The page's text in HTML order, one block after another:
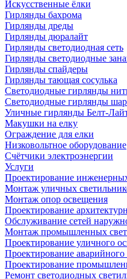
Искусственные ёлки
Гирлянды бахрома
Гирлянды дреды
Гирлянды дюралайт
Гирлянды светодиодная сеть
Гирлянды светодиодные
Гирлянды спайдеры
Гирлянды тающая сосулька
Светодиодные гирлянды
Светодиодные гирлянды
Уличные гирлянды Белт-
Макушки на елку
Ограждение для елки
Низковольтное оборудование
Счётчики электроэнергии
Услуги
Проектирование
Монтаж уличных
Монтаж опор освещения
Проектирование
Обслуживание сетей
Монтаж промышленных
Проектирование уличного
Проектирование
Проектирование
Ремонт светодиодных